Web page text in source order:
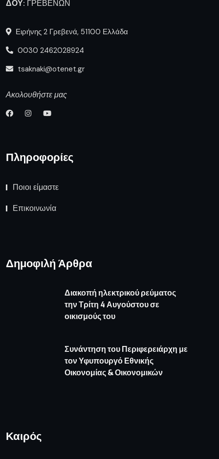
ΔΟΥ: ΓΡΕΒΕΝΩΝ
Ειρήνης 2 Γρεβενά, 51100 Ελλάδα
0030 2462028924
tsaknaki@otenet.gr
Ακολουθήστε μας
Πληροφορίες
Ποιοι είμαστε
Επικοινωνία
Δημοφιλή Άρθρα
Διακοπή ηλεκτρικού ρεύματος
την Τρίτη 4 Αυγούστου σε
οικισμούς του
Συνάντηση του Περιφερειάρχη με
τον Υφυπουργό Εθνικής
Οικονομίας & Οικονομικών
Καιρός